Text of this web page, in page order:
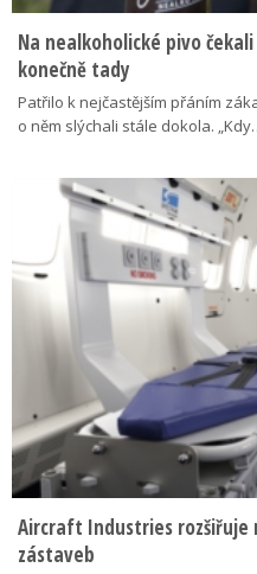
Na nealkoholické pivo
konečně tady
Patřilo k nejčastějším přáním
o něm slýchali stále dokola.
Aircraft Industries rozšiřuje
zástaveb